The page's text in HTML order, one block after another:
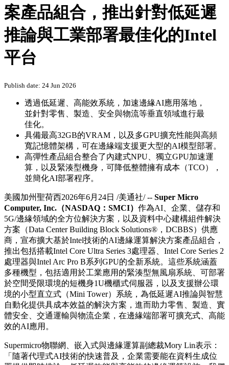
案產品組合，推出針對低延遲
推論與工業部署最佳化的Intel
平台
Publish date: 24 Jun 2026
透過低延遲、高能效系統，加速邊緣AI應用落地，
並針對零售、製造、安全與物流等垂直領域進行最
佳化。
具備最高32GB的VRAM，以及多GPU擴充性能與高頻
寬記憶體架構，可在邊緣端支援更大型的AI模型部署。
高彈性產品組合整合了內建式NPU、獨立GPU加速運
算，以及緊湊型機身，可降低整體擁有成本（TCO），
並簡化AI部署程序。
美國加州聖荷西2026年6月24日 /美通社/ -- Super Micro
Computer, Inc. （NASDAQ ： SMCI） 作為AI、企業、儲存和
5G/邊緣領域的全方位解決方案，以及資料中心建構組件解決
方案（Data Center Building Block Solutions®，DCBBS）供應
商，宣布擴大基於Intel技術的AI邊緣運算解決方案產品組合，
推出包括搭載Intel Core Ultra Series 3處理器、Intel Core Series 2
處理器與Intel Arc Pro B系列GPU的全新系統。這些系統涵蓋
多種機型，包括適用於工業應用的緊湊型無風扇系統、可部署
於空間受限環境的短機身1U機櫃式伺服器，以及支援辦公環
境的小型直立式（Mini Tower）系統，為低延遲AI推論與智慧
自動化提供具成本效益的解決方案，進而助力零售、製造、實
體安全、交通運輸與物流企業，在邊緣端部署可擴充式、高能
效的AI應用。
Supermicro物聯網、嵌入式與邊緣運算副總裁Mory Lin表示：
「隨著代理式AI技術的快速普及，企業需要能在資料生成位